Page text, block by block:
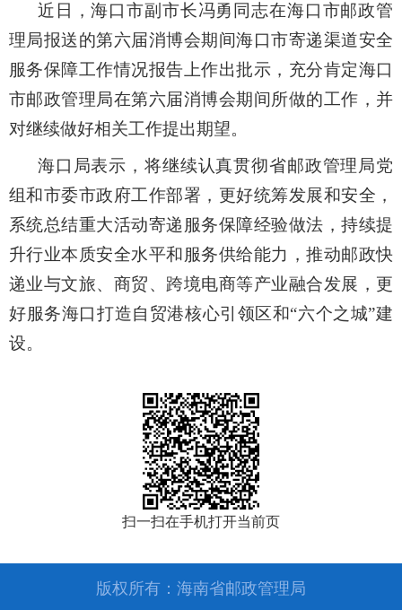
近日，海口市副市长冯勇 同志在海口市邮政管
理局报送的第六届消博会期间海口市寄递渠道安全
服务保障工作情况报告上作出批示 ， 充分肯定海口
市邮政管理局在第六届消博会期间所做的工作， 并
对继续做好相关工作提出期望。
海口局表示，将继续认真贯彻省邮政管理局党
组和市委市政府工作部署 ，更好统筹发展和安全，
系统总结重大活动寄递服务保障经验做法，持续提
升行业本质安全水平和服务供给能力，推动邮政快
递业与文旅、商贸、跨境电商等产业融合发展，更
好服务海口打造自贸港核心引领区和“六个之城”建
设。
扫一扫在手机打开当前页
版权所有：海南省邮政管理局